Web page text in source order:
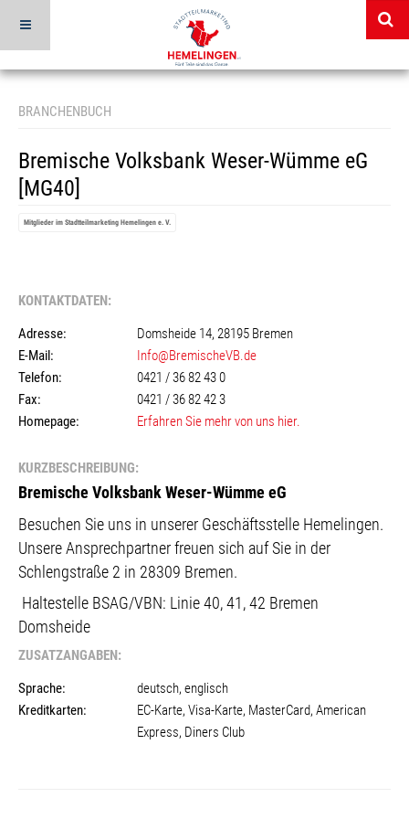
BRANCHENBUCH
Bremische Volksbank Weser-Wümme eG
[MG40]
Mitglieder im Stadtteilmarketing Hemelingen e. V.
KONTAKTDATEN:
Adresse:
Domsheide 14, 28195 Bremen
E-Mail:
Info@BremischeVB.de
Telefon:
0421 / 36 82 43 0
Fax:
0421 / 36 82 42 3
Homepage:
Erfahren Sie mehr von uns hier.
KURZBESCHREIBUNG:
Bremische Volksbank Weser-Wümme eG
Besuchen Sie uns in unserer Geschäftsstelle Hemelingen.
Unsere Ansprechpartner freuen sich auf Sie in der
Schlengstraße 2 in 28309 Bremen.
Haltestelle BSAG/VBN: Linie 40, 41, 42 Bremen
Domsheide
ZUSATZANGABEN:
Sprache:
deutsch, englisch
Kreditkarten:
EC-Karte, Visa-Karte, MasterCard, American
Express, Diners Club